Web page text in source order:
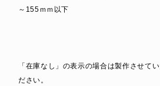
～155ｍｍ以下
「在庫なし」の表示の場合は製作させて
ださい。